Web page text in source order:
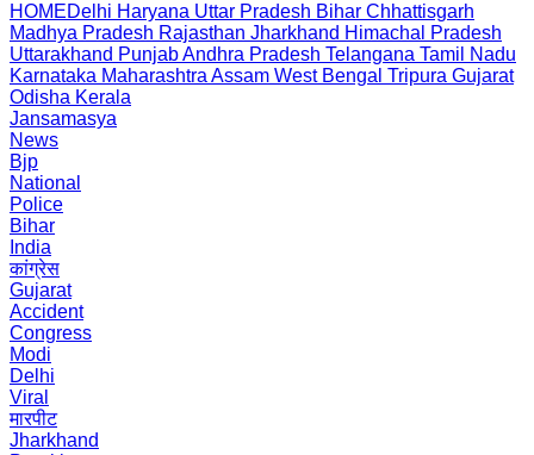
HOMEDelhi Haryana Uttar Pradesh Bihar Chhattisgarh
Madhya Pradesh Rajasthan Jharkhand Himachal Pradesh
Uttarakhand PunjabAndhra Pradesh Telangana Tamil Nadu
Karnataka Maharashtra Assam West Bengal Tripura Gujarat
Odisha Kerala
Jansamasya
News
Bjp
National
Police
Bihar
India
कांग्रेस
Gujarat
Accident
Congress
Modi
Delhi
Viral
मारपीट
Jharkhand